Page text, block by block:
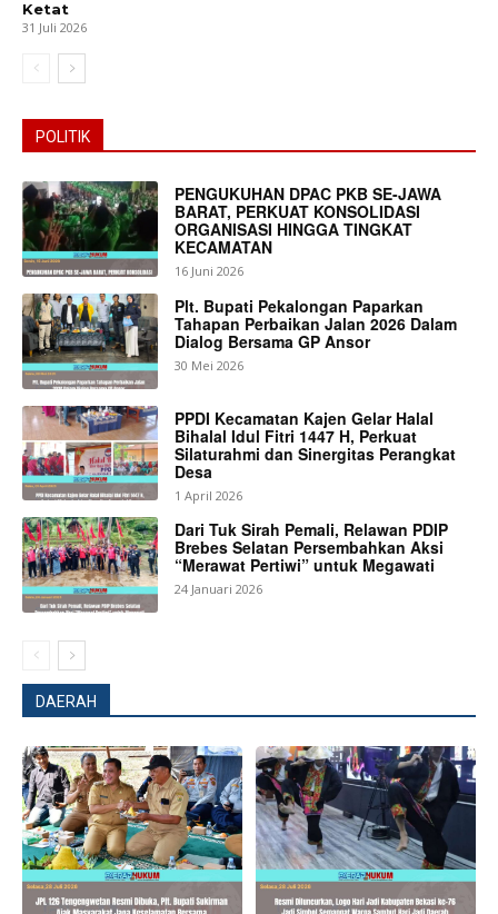
Ketat
31 Juli 2026
POLITIK
PENGUKUHAN DPAC PKB SE-JAWA
BARAT, PERKUAT KONSOLIDASI
ORGANISASI HINGGA TINGKAT
KECAMATAN
16 Juni 2026
Plt. Bupati Pekalongan Paparkan
Tahapan Perbaikan Jalan 2026 Dalam
Dialog Bersama GP Ansor
30 Mei 2026
PPDI Kecamatan Kajen Gelar Halal
Bihalal Idul Fitri 1447 H, Perkuat
Silaturahmi dan Sinergitas Perangkat
Desa
1 April 2026
Dari Tuk Sirah Pemali, Relawan PDIP
Brebes Selatan Persembahkan Aksi
“Merawat Pertiwi” untuk Megawati
24 Januari 2026
DAERAH